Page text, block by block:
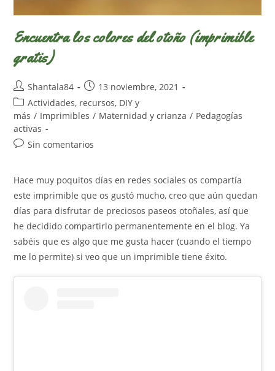
Encuentra los colores del otoño (imprimible
gratis)
Autor
de
la
entrada:
Shantala84
Publicación
de
la
13 noviembre, 2021
Categoría
de
la
entrada:
Actividades, recursos, DIY y
más / Imprimibles / Maternidad y crianza / Pedagogías
activas
Comentarios
entrada:
Sin comentarios
Hace muy poquitos días en redes sociales os compartía
este imprimible que os gustó mucho, creo que aún quedan
días para disfrutar de preciosos paseos otoñales, así que
he decidido compartirlo permanentemente en el blog. Ya
sabéis que es algo que me gusta hacer (cuando el tiempo
me lo permite) si veo que un imprimible tiene éxito.